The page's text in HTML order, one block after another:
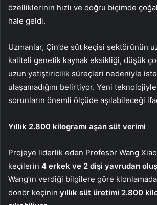
özelliklerinin hızlı ve doğru biçimde
hale geldi.
Uzmanlar, Çin’de süt keçisi sektörünün
kaliteli genetik kaynak eksikliği, düşük
uzun yetiştiricilik süreçleri nedeniyle
ulaşamadığını belirtiyor. Yeni
sorunların önemli ölçüde aşılabileceği
Yıllık 2.800 kilogramı aşan süt verimi
Projeye liderlik eden Profesör Wang
keçilerin 4 erkek ve 2 dişi yavrudan
Wang’ın verdiği bilgilere göre
donör keçinin yıllık süt üretimi 2.800